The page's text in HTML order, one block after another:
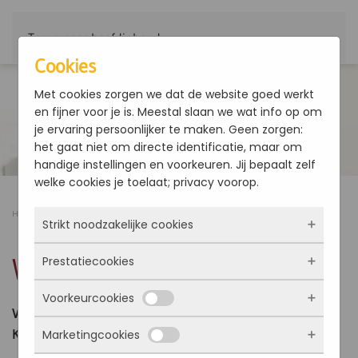
Terug naar hoofdinhoud
Home
WBZ
Vermogen: 45 - 220 kW
Koudemiddel A2L
Cookies
Met cookies zorgen we dat de website goed werkt
en fijner voor je is. Meestal slaan we wat info op om
je ervaring persoonlijker te maken. Geen zorgen:
het gaat niet om directe identificatie, maar om
handige instellingen en voorkeuren. Jij bepaalt zelf
welke cookies je toelaat; privacy voorop.
Strikt noodzakelijke cookies
Deze cookies zorgen ervoor dat de website
überhaupt werkt. Ze zijn dus altijd actief en
kunnen niet worden uitgezet. Meestal worden
ze alleen geplaatst als jij iets doet, zoals
inloggen, een formulier invullen of je
Prestatiecookies
Met deze cookies zien we hoe vaak onze site
bezocht wordt, waar bezoekers vandaan
komen en welke pagina’s populair zijn. Zo
Voorkeurcookies
Deze cookies onthouden jouw voorkeuren.
Marketingcookies